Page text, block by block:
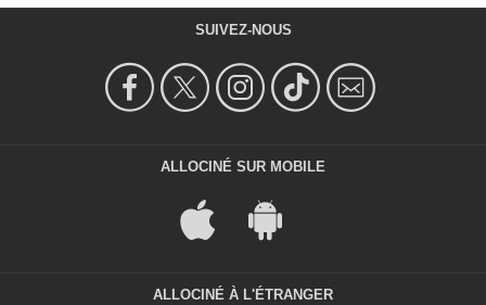
SUIVEZ-NOUS
ALLOCINÉ SUR MOBILE
ALLOCINÉ À L'ÉTRANGER